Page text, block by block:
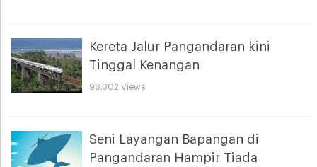
Kereta Jalur Pangandaran kini
Tinggal Kenangan
98.302 Views
Seni Layangan Bapangan di
Pangandaran Hampir Tiada